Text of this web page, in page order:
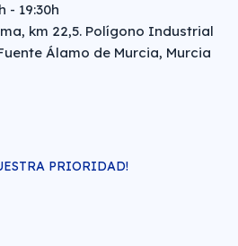
- 19:30h
km 22,5. Polígono Industrial
Álamo de Murcia, Murcia
PRIORIDAD!